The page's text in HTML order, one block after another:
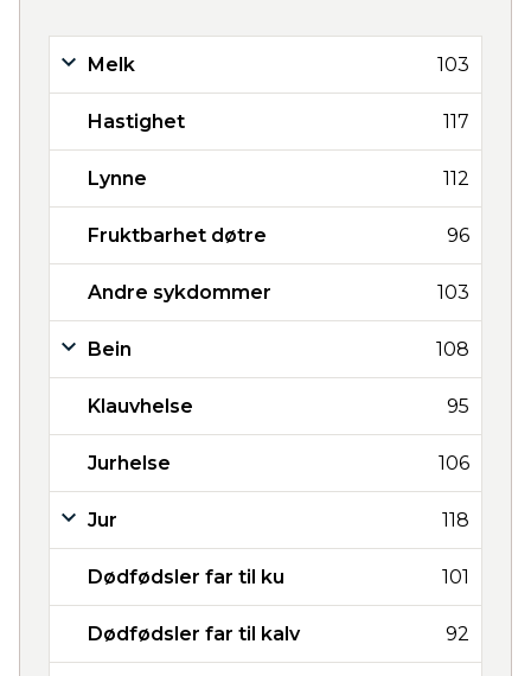
Melk 103
Hastighet 117
Lynne 112
Fruktbarhet døtre 96
Andre sykdommer 103
Bein 108
Klauvhelse 95
Jurhelse 106
Jur 118
Dødfødsler far til ku 101
Dødfødsler far til kalv 92